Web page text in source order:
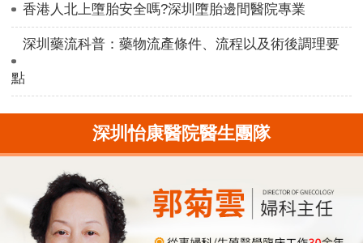
香港人北上墮胎安全嗎?深圳墮胎邊間醫院專業
深圳藥流科普：藥物流產條件、流程以及術後調理要
點
深圳怡康醫院醫生團隊